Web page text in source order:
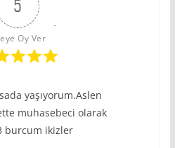
5
Oy Ver
yaşıyorum.Aslen
muhasebeci olarak
burcum ikizler